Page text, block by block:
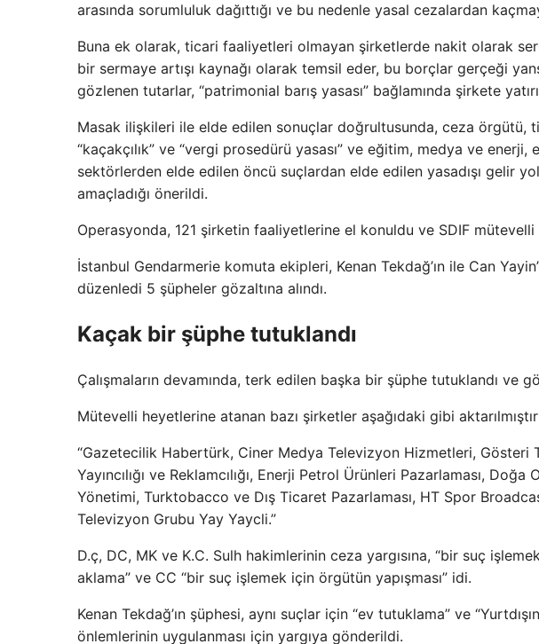
arasında sorumluluk dağıttığı ve bu nedenle yasal cezalardan
Buna ek olarak, ticari faaliyetleri olmayan şirketlerde nakit olarak
bir sermaye artışı kaynağı olarak temsil eder, bu borçlar gerçeği
gözlenen tutarlar, “patrimonial barış yasası” bağlamında şirkete
Masak ilişkileri ile elde edilen sonuçlar doğrultusunda, ceza örgütü,
“kaçakçılık” ve “vergi prosedürü yasası” ve eğitim, medya ve
sektörlerden elde edilen öncü suçlardan elde edilen yasadışı gelir
amaçladığı önerildi.
Operasyonda, 121 şirketin faaliyetlerine el konuldu ve SDIF
İstanbul Gendarmerie komuta ekipleri, Kenan Tekdağ’ın ile Can
düzenledi 5 şüpheler gözaltına alındı.
Kaçak bir şüphe tutuklandı
Çalışmaların devamında, terk edilen başka bir şüphe tutuklandı ve
Mütevelli heyetlerine atanan bazı şirketler aşağıdaki gibi
“Gazetecilik Habertürk, Ciner Medya Televizyon Hizmetleri, Gösteri
Yayıncılığı ve Reklamcılığı, Enerji Petrol Ürünleri Pazarlaması,
Yönetimi, Turktobacco ve Dış Ticaret Pazarlaması, HT Spor
Televizyon Grubu Yay Yaycli.”
D.ç, DC, MK ve K.C. Sulh hakimlerinin ceza yargısına, “bir suç
aklama” ve CC “bir suç işlemek için örgütün yapışması” idi.
Kenan Tekdağ’ın şüphesi, aynı suçlar için “ev tutuklama” ve
önlemlerinin uygulanması için yargıya gönderildi.